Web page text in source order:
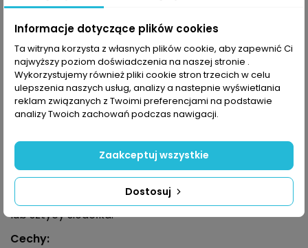
pokryta jestosłoną PCV, która chroni rower przed
porysowaniem. Zamek Gerda posiada specjalną
zatyczkę otworu klucza, która chroni przed pyłem,
piaskiem, błotem oraz wszelkimi innymi
zabrudzeniami.
Zamek jest powleczony bezpieczną
przypadkowe uderzenia.
Do zestawu dołączony jest wygodny klucz
symetryczny. Takie rozwiązanie umożliwia przypięcie
do uchwytu transportowego – na ramie, kierownicy
lub sztycy siodełka.
Cechy:
Informacje dotyczące plików cookies
Ta witryna korzysta z własnych plików cookie, aby zapewnić Ci
najwyższy poziom doświadczenia na naszej stronie .
Wykorzystujemy również pliki cookie stron trzecich w celu
ulepszenia naszych usług, analizy a nastepnie wyświetlania
reklam związanych z Twoimi preferencjami na podstawie
analizy Twoich zachowań podczas nawigacji.
Dostosuj
Zaakceptuj wszystkie